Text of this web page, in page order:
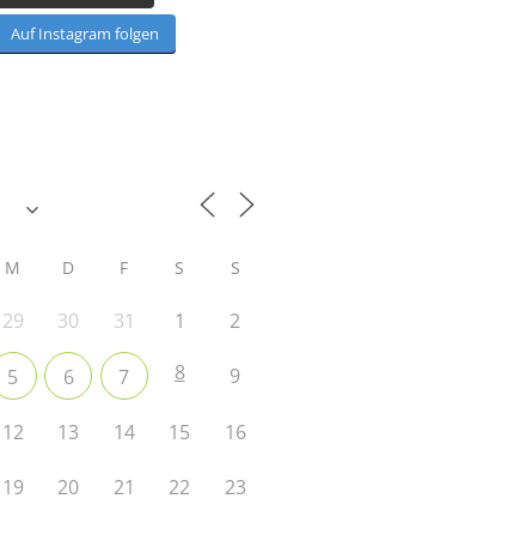
Auf Instagram folgen
M D F S S
29 30 31 1 2
5 6 7 8 9
12 13 14 15 16
19 20 21 22 23